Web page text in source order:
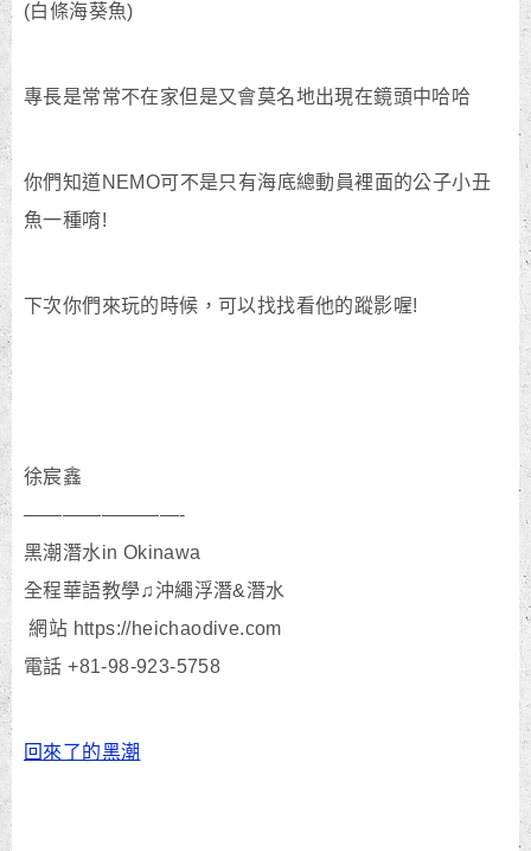
(白條海葵魚)
專長是常常不在家但是又會莫名地出現在鏡頭中哈哈
你們知道NEMO可不是只有海底總動員裡面的公子小丑
魚一種唷!
下次你們來玩的時候，可以找找看他的蹤影喔!
徐宸鑫
————————-
黑潮潛水in Okinawa
全程華語教學♫沖繩浮潛&潛水
網站 https://heichaodive.com
電話 +81-98-923-5758
回來了的黑潮